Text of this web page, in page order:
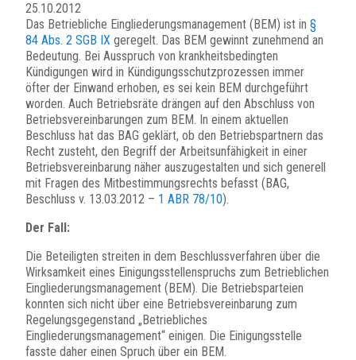
25.10.2012
Das Betriebliche Eingliederungsmanagement (BEM) ist in §
84 Abs. 2 SGB IX geregelt. Das BEM gewinnt zunehmend an
Bedeutung. Bei Ausspruch von krankheitsbedingten
Kündigungen wird in Kündigungsschutzprozessen immer
öfter der Einwand erhoben, es sei kein BEM durchgeführt
worden. Auch Betriebsräte drängen auf den Abschluss von
Betriebsvereinbarungen zum BEM. In einem aktuellen
Beschluss hat das BAG geklärt, ob den Betriebspartnern das
Recht zusteht, den Begriff der Arbeitsunfähigkeit in einer
Betriebsvereinbarung näher auszugestalten und sich generell
mit Fragen des Mitbestimmungsrechts befasst (BAG,
Beschluss v. 13.03.2012 – 1 ABR 78/10).
Der Fall:
Die Beteiligten streiten in dem Beschlussverfahren über die
Wirksamkeit eines Einigungsstellenspruchs zum Betrieblichen
Eingliederungsmanagement (BEM). Die Betriebsparteien
konnten sich nicht über eine Betriebsvereinbarung zum
Regelungsgegenstand „Betriebliches
Eingliederungsmanagement“ einigen. Die Einigungsstelle
fasste daher einen Spruch über ein BEM.